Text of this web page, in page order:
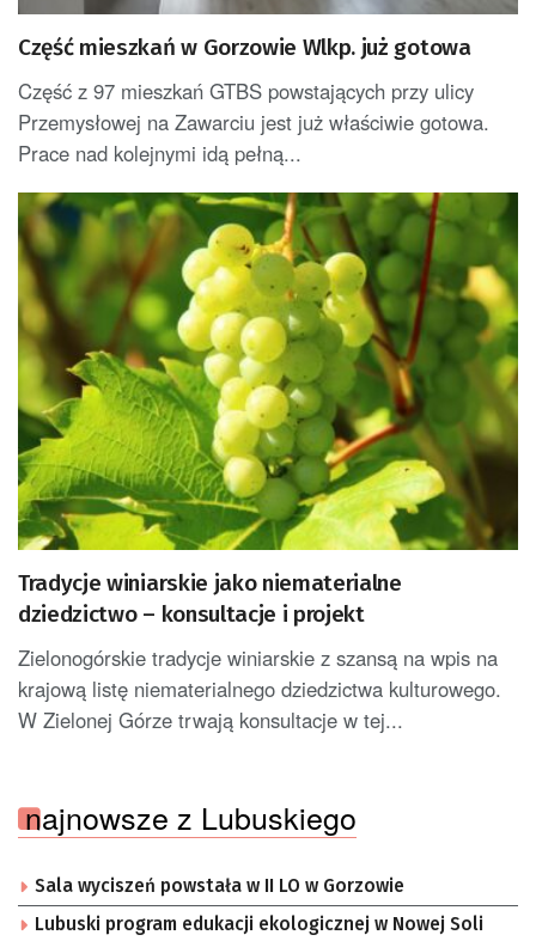
Część mieszkań w Gorzowie Wlkp. już gotowa
Część z 97 mieszkań GTBS powstających przy ulicy
Przemysłowej na Zawarciu jest już właściwie gotowa.
Prace nad kolejnymi idą pełną...
Tradycje winiarskie jako niematerialne
dziedzictwo – konsultacje i projekt
Zielonogórskie tradycje winiarskie z szansą na wpis na
krajową listę niematerialnego dziedzictwa kulturowego.
W Zielonej Górze trwają konsultacje w tej...
najnowsze z Lubuskiego
Sala wyciszeń powstała w II LO w Gorzowie
Lubuski program edukacji ekologicznej w Nowej Soli